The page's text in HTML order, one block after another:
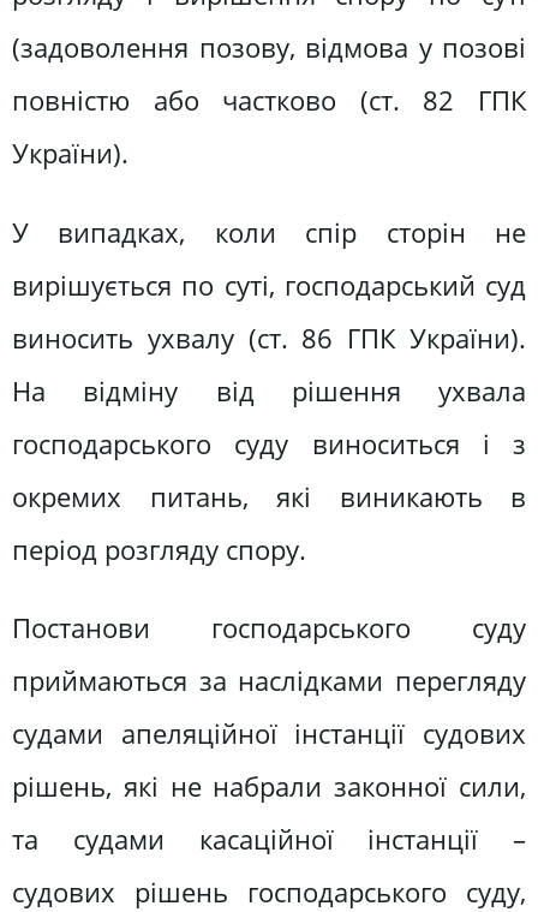
(задоволення позову, відмова у позові
повністю або частково (ст. 82 ГПК
України).
У випадках, коли спір сторін не
вирішується по суті, господарський суд
виносить ухвалу (ст. 86 ГПК України).
На відміну від рішення ухвала
господарського суду виноситься і з
окремих питань, які виникають в
період розгляду спору.
Постанови господарського суду
приймаються за наслідками перегляду
судами апеляційної інстанції судових
рішень, які не набрали законної сили,
та судами касаційної інстанції –
судових рішень господарського суду,